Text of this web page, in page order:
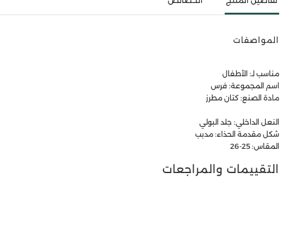
المواصفات
مناسب لـ: الأطفال
اسم المجموعة: فرس
مادة الصنع: كتان مطرز
النعل الداخلي: جلد البولي
شكل مقدمة الحذاء: مدبب
المقاس: 25-26
التقييمات والمراجعات